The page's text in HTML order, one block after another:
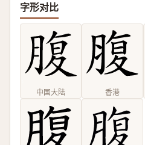
字形对比
中国大陆 香港